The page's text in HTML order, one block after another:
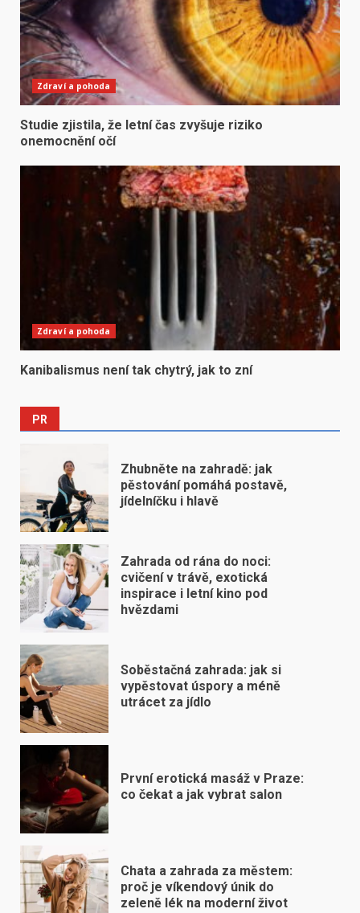
Zdraví a pohoda
Studie zjistila, že letní čas zvyšuje riziko
onemocnění očí
Zdraví a pohoda
Kanibalismus není tak chytrý, jak to zní
PR
Zhubněte na zahradě: jak
pěstování pomáhá postavě,
jídelníčku i hlavě
Zahrada od rána do noci:
cvičení v trávě, exotická
inspirace i letní kino pod
hvězdami
Soběstačná zahrada: jak si
vypěstovat úspory a méně
utrácet za jídlo
První erotická masáž v Praze:
co čekat a jak vybrat salon
Chata a zahrada za městem:
proč je víkendový únik do
zeleně lék na moderní život